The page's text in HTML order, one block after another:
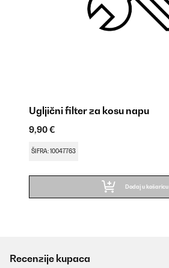
Ugljični filter za kosu napu
9,90 €
ŠIFRA: 10047763
Dodaj u košaricu
Recenzije kupaca